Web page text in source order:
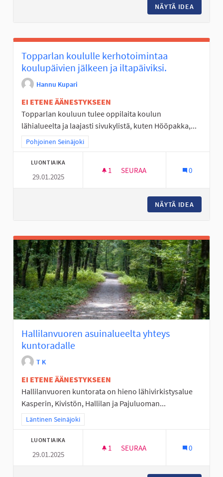
NÄYTÄ IDEA
Topparlan koululle kerhotoimintaa
koulupäivien jälkeen ja iltapäiviksi.
Hannu Kupari
EI ETENE ÄÄNESTYKSEEN
Topparlan kouluun tulee oppilaita koulun
lähialueelta ja laajasti sivukylistä, kuten Hööpakka,...
Rajaa tulokset teeman mukaan: Pohjoinen Seinäjoki
Pohjoinen Seinäjoki
LUONTIAIKA
29.01.2025
1 1 SEURAAJA
SEURAA 0
NÄYTÄ IDEA
Hallilanvuoren asuinalueelta yhteys
kuntoradalle
T K
EI ETENE ÄÄNESTYKSEEN
Hallilanvuoren kuntorata on hieno lähivirkistysalue
Kasperin, Kivistön, Hallilan ja Pajuluoman...
Rajaa tulokset teeman mukaan: Läntinen Seinäjoki
Läntinen Seinäjoki
LUONTIAIKA
29.01.2025
1 1 SEURAAJA
SEURAA 0